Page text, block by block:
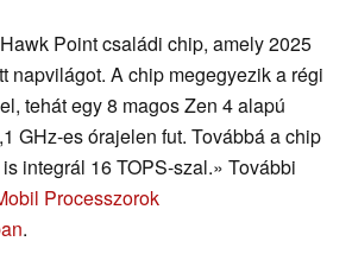
Point családi chip, amely 2025
napvilágot. A chip megegyezik a régi
tehát egy 8 magos Zen 4 alapú
GHz-es órajelen fut. Továbbá a chip
integrál 16 TOPS-szal.» További
Processzorok
.